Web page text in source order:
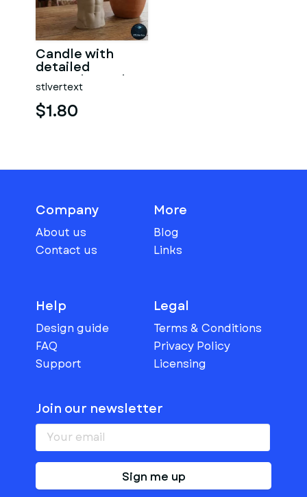
Candle with
detailed
muscular male
torso
stlvertext
$1.80
Company
About us
Contact us
More
Blog
Links
Help
Design guide
FAQ
Support
Legal
Terms & Conditions
Privacy Policy
Licensing
Join our newsletter
Sign me up